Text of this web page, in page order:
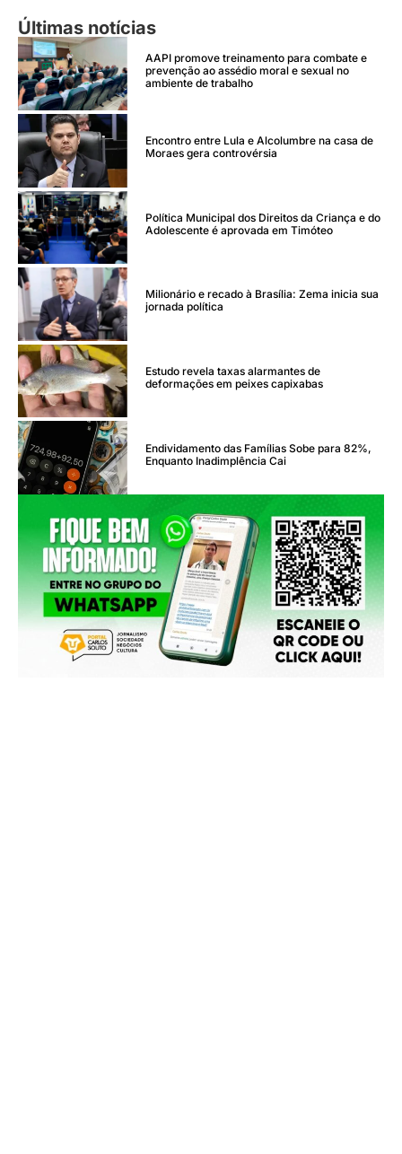
Últimas notícias
AAPI promove treinamento para combate e
prevenção ao assédio moral e sexual no
ambiente de trabalho
Encontro entre Lula e Alcolumbre na casa de
Moraes gera controvérsia
Política Municipal dos Direitos da Criança e do
Adolescente é aprovada em Timóteo
Milionário e recado à Brasília: Zema inicia sua
jornada política
Estudo revela taxas alarmantes de
deformações em peixes capixabas
Endividamento das Famílias Sobe para 82%,
Enquanto Inadimplência Cai